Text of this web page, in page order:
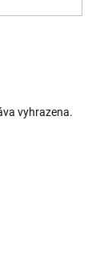
vyhrazena.